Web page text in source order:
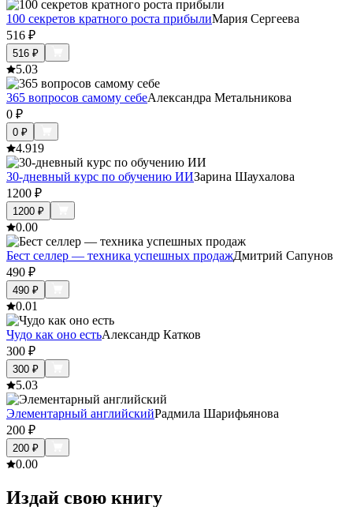
100 секретов кратного роста прибылиМария Сергеева
516 ₽
516 ₽
5.03
365 вопросов самому себеАлександра Метальникова
0 ₽
0 ₽
4.919
30-дневный курс по обучению ИИЗарина Шаухалова
1200 ₽
1200 ₽
0.00
Бест селлер — техника успешных продажДмитрий Сапунов
490 ₽
490 ₽
0.01
Чудо как оно естьАлександр Катков
300 ₽
300 ₽
5.03
Элементарный английскийРадмила Шарифьянова
200 ₽
200 ₽
0.00
Издай свою книгу